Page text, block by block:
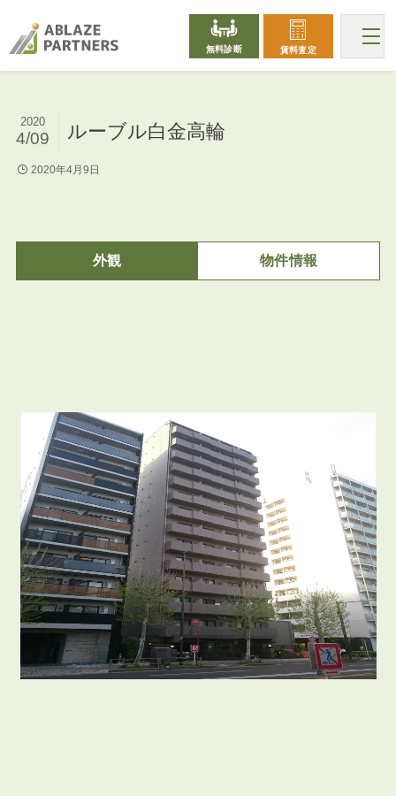
無料診断 賃料査定
ルーブル白金高輪
2020
4/09
2020年4月9日
外観 物件情報